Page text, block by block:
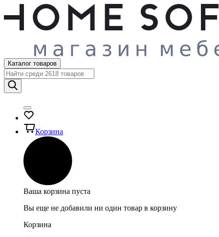
Каталог товаров
Корзина
Ваша корзина пуста
Вы еще не добавили ни один товар в корзину
Корзина